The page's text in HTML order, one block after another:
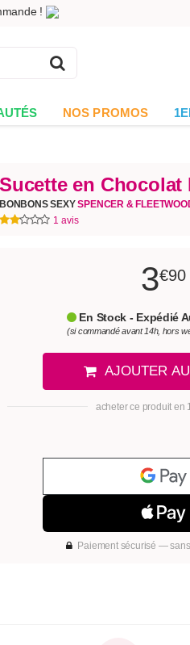
!
NOS PROMOS
Sucette en Chocolat
BONBONS SEXYSPENCER &
1 avis
3€90
En Stock - Expédié
(si commandé avant 14h, hors
AJOUTER
acheter ce produit en
Paiement sécurisé —